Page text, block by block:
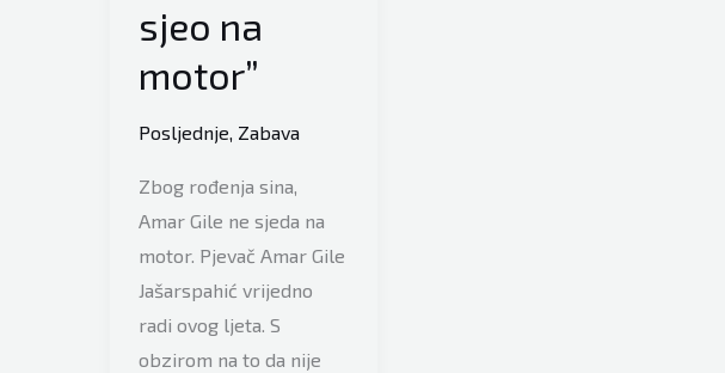
sjeo na
motor”
Posljednje, Zabava
Zbog rođenja sina,
Amar Gile ne sjeda na
motor. Pjevač Amar Gile
Jašarspahić vrijedno
radi ovog ljeta. S
obzirom na to da nije